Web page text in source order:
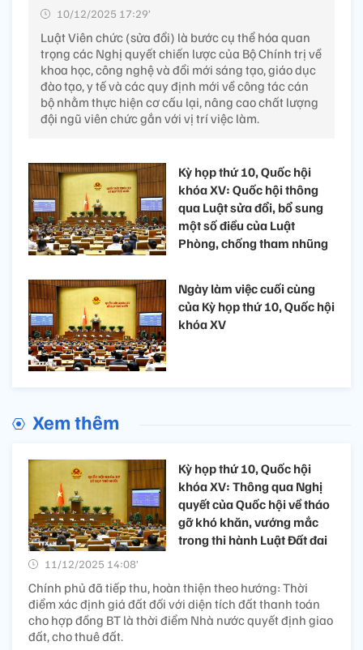
10/12/2025 17:29’
Luật Viên chức (sửa đổi) là bước cụ thể hóa quan
trọng các Nghị quyết chiến lược của Bộ Chính trị về
khoa học, công nghệ và đổi mới sáng tạo, giáo dục
đào tạo, y tế và các quy định mới về công tác cán
bộ nhằm thực hiện cơ cấu lại, nâng cao chất lượng
đội ngũ viên chức gắn với vị trí việc làm.
Kỳ họp thứ 10, Quốc hội
khóa XV: Quốc hội thông
qua Luật sửa đổi, bổ sung
một số điều của Luật
Phòng, chống tham nhũng
Ngày làm việc cuối cùng
của Kỳ họp thứ 10, Quốc hội
khóa XV
Xem thêm
Kỳ họp thứ 10, Quốc hội
khóa XV: Thông qua Nghị
quyết của Quốc hội về tháo
gỡ khó khăn, vướng mắc
trong thi hành Luật Đất đai
11/12/2025 14:08’
Chính phủ đã tiếp thu, hoàn thiện theo hướng: Thời
điểm xác định giá đất đối với diện tích đất thanh toán
cho hợp đồng BT là thời điểm Nhà nước quyết định giao
đất, cho thuê đất.